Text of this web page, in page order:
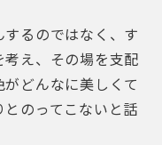
するのではなく、す
考え、その場を支配
どんなに美しくて
のってこないと話